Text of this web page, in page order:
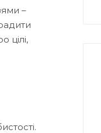
–
цілі,